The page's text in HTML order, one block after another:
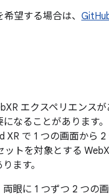
望する場合は、
エクスペリエンス
なることがあります
XR で 1 つの画面から
トを対象とする
ます。
眼に 1 つずつ 2 つの